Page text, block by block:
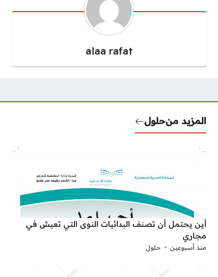
alaa rafat
المزيد منحلول
أين يحتمل أن تصنف البدائيات النوى التي تعيش في
مجاري
منذ أسبوعين حلول